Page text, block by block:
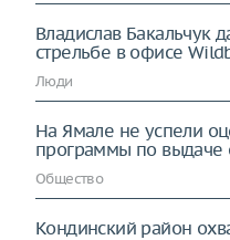
Владислав Бакальчук
стрельбе в офисе
Люди
На Ямале не успели
программы по выдаче
Общество
Кондинский район